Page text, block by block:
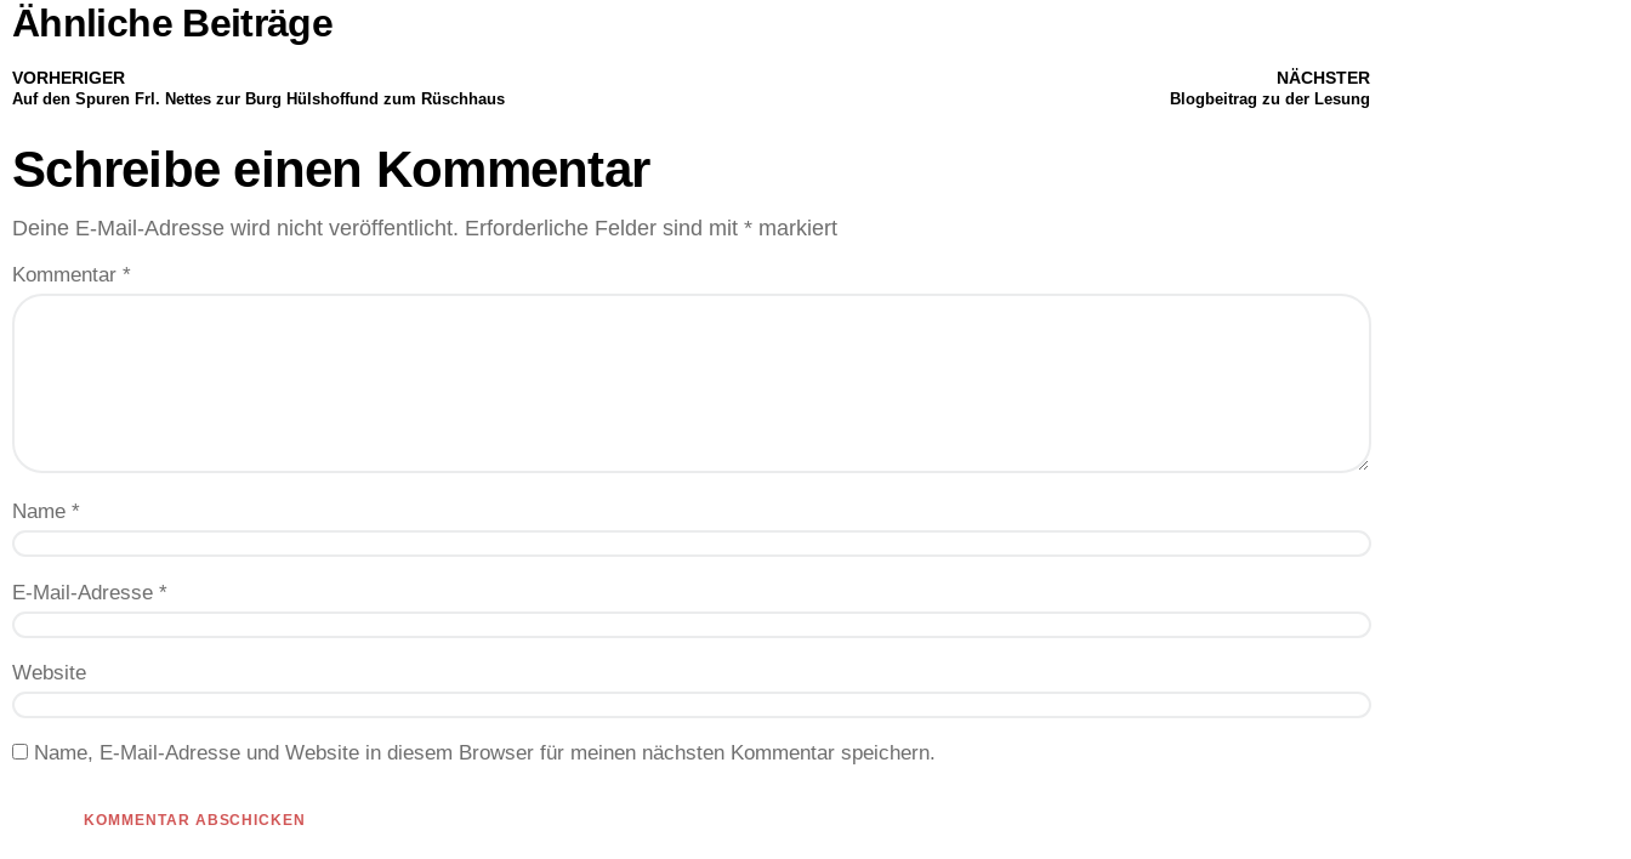
Ähnliche Beiträge
VORHERIGER
Auf den Spuren Frl. Nettes zur Burg Hülshoffund zum Rüschhaus
NÄCHSTER
Blogbeitrag zu der Lesung
Schreibe einen Kommentar
Deine E-Mail-Adresse wird nicht veröffentlicht. Erforderliche Felder sind mit * markiert
Kommentar *
Name *
E-Mail-Adresse *
Website
Name, E-Mail-Adresse und Website in diesem Browser für meinen nächsten Kommentar speichern.